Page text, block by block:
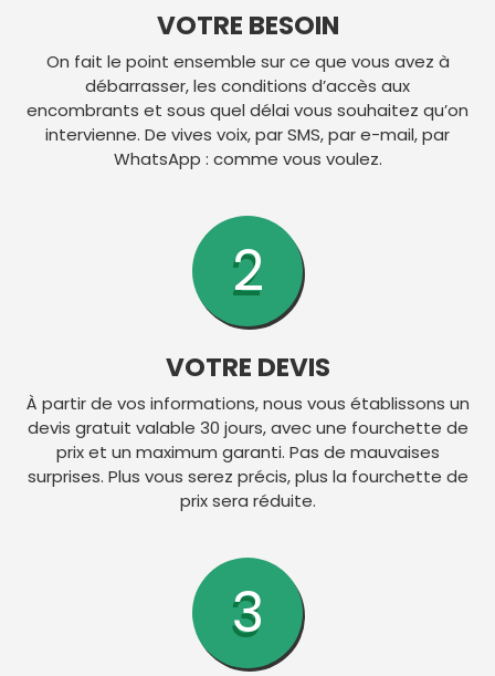
VOTRE BESOIN
On fait le point ensemble sur ce que vous avez à
débarrasser, les conditions d’accès aux
encombrants et sous quel délai vous souhaitez qu’on
intervienne. De vives voix, par SMS, par e-mail, par
WhatsApp : comme vous voulez.
2
VOTRE DEVIS
À partir de vos informations, nous vous établissons un
devis gratuit valable 30 jours, avec une fourchette de
prix et un maximum garanti. Pas de mauvaises
surprises. Plus vous serez précis, plus la fourchette de
prix sera réduite.
3